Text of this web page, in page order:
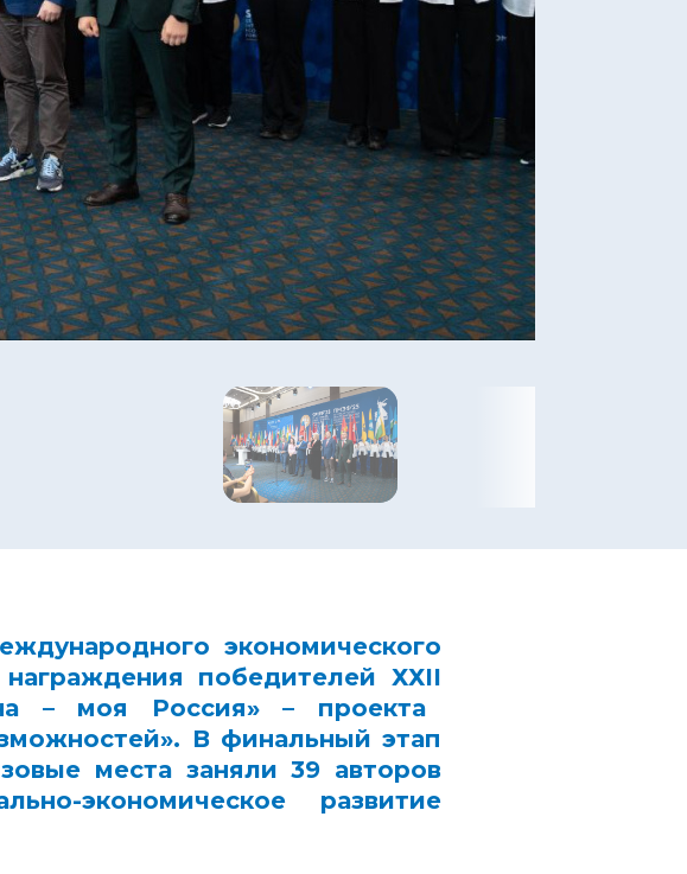
экономического
победителей ХХII
– моя Россия»– проекта
. В финальный этап
места заняли 39 авторов
экономическое развитие